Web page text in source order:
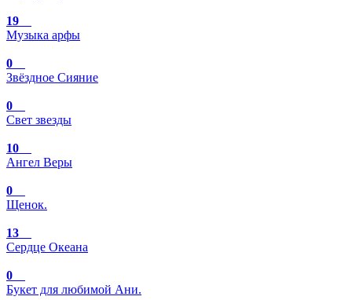
19
Музыка арфы
0
Звёздное Сияние
0
Свет звезды
10
Ангел Веры
0
Щенок.
13
Сердце Океана
0
Букет для любимой Ани.